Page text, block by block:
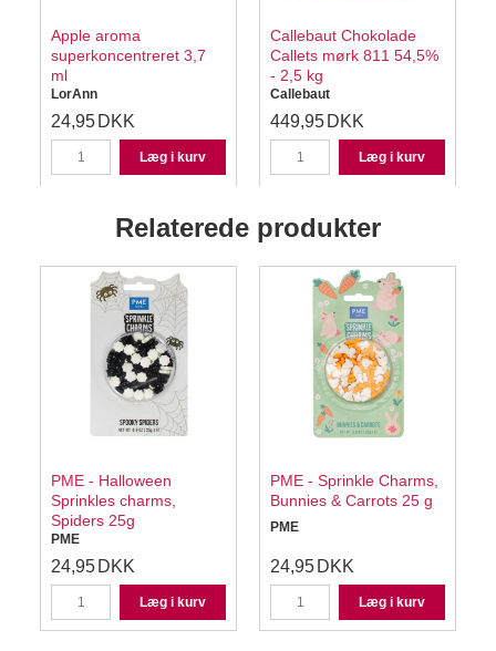
Apple aroma
superkoncentreret 3,7
ml
LorAnn
24,95 DKK
Læg i kurv
Callebaut Chokolade
Callets mørk 811 54,5%
- 2,5 kg
Callebaut
449,95 DKK
Læg i kurv
Relaterede produkter
PME - Halloween
Sprinkles charms,
Spiders 25g
PME
24,95 DKK
Læg i kurv
PME - Sprinkle Charms,
Bunnies & Carrots 25 g
PME
24,95 DKK
Læg i kurv